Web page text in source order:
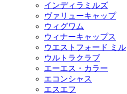
インディラミルズ
ヴァリューキャップ
ウィグワム
ウィナーキャップス
ウエストフォード ミル
ウルトラクラブ
エーエス・カラー
エコンシャス
エスエフ